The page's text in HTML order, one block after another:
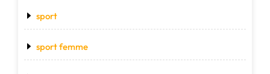
sport
sport femme